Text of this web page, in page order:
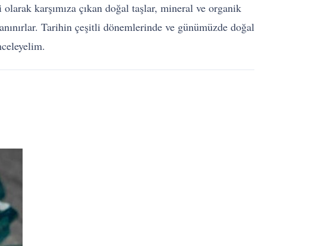
karşımıza çıkan doğal taşlar, mineral ve organik
Tarihin çeşitli dönemlerinde ve günümüzde doğal